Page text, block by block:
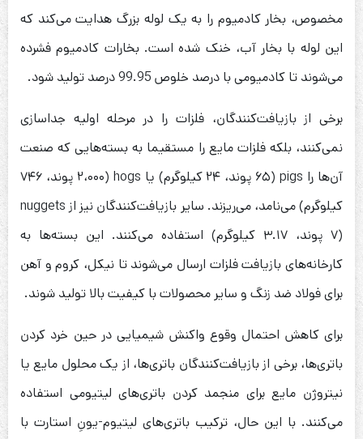
مخصوص، بخار کادمیوم را به یک لوله بزرگ هدایت می‌کند که
این لوله با بخار آب، خنک شده است. بخارات کادمیوم فشرده
می‌شوند تا کادمیومی با درصد خلوص 99.95 درصد تولید شود.
برخی از بازیافت‌کنندگان، فلزات را در مرحله اولیه جداسازی
نمی‌کنند، بلکه فلزات مایع را مستقیما به بسته‌هایی که صنعت
آن‌ها را pigs (۶۵ پوند، ۲۴ کیلوگرم) یا hogs (۲،۰۰۰ پوند، ۷۴۶
کیلوگرم) می‌نامد، می‌ریزند. سایر بازیافت‌کنندگان نیز از nuggets
(۷ پوند، ۳.۱۷ کیلوگرم) استفاده می‌کنند. این بسته‌ها به
کارخانه‌های بازیافت فلزات ارسال می‌شوند تا نیکل، کروم و آهن
برای فولاد ضد زنگ و سایر محصولات با کیفیت بالا تولید شوند.
برای کاهش احتمال وقوع واکنش شیمیایی در حین خرد کردن
باتری‌ها، برخی از بازیافت‌کنندگان باتری‌ها، از یک محلول مایع یا
نیتروژن مایع برای منجمد کردن باتری‌های لیتیومی استفاده
می‌کنند. با این حال، ترکیب باتری‌های لیتیوم-یونِ استارت با